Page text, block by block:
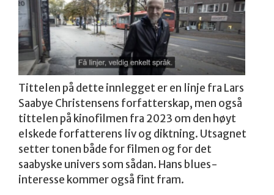
Tittelen på dette innlegget er en linje fra Lars
Saabye Christensens forfatterskap, men også
tittelen på kinofilmen fra 2023 om den høyt
elskede forfatterens liv og diktning. Utsagnet
setter tonen både for filmen og for det
saabyske univers som sådan. Hans blues-
interesse kommer også fint fram.